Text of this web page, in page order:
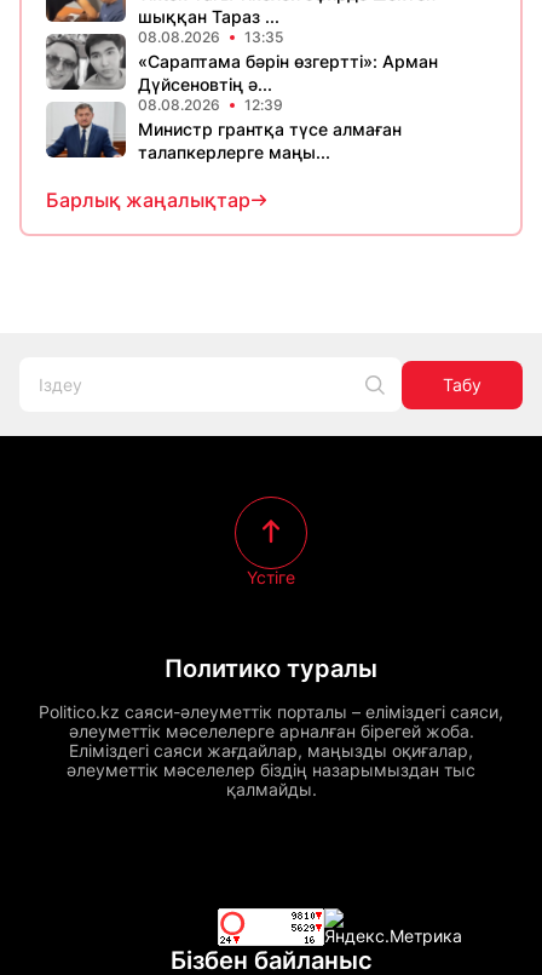
шыққан Тараз ...
08.08.2026 13:35
«Сараптама бәрін өзгертті»: Арман
Дүйсеновтің ә...
08.08.2026 12:39
Министр грантқа түсе алмаған
талапкерлерге маңы...
Барлық жаңалықтар
Табу
Политико туралы
Politico.kz саяси-әлеуметтік порталы – еліміздегі саяси,
әлеуметтік мәселелерге арналған бірегей жоба.
Еліміздегі саяси жағдайлар, маңызды оқиғалар,
әлеуметтік мәселелер біздің назарымыздан тыс
қалмайды.
Үстіге
Бізбен байланыс